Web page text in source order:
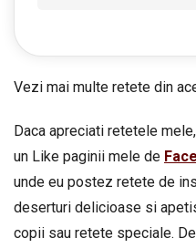
Vezi mai multe retete din
Daca apreciati retetele
un Like paginii mele de
unde eu postez retete de
deserturi delicioase si
copii sau retete speciale.